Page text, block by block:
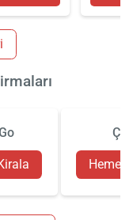
Hemen